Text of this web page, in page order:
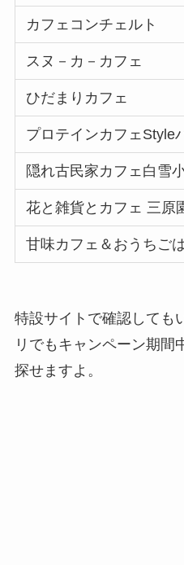
カフェコンチェルト
スヌ－カ－カフェ
ひだまりカフェ
プロテインカフェStyle
隠れ古民家カフェ白雪小
花と雑貨とカフェ 三原
甘味カフェ＆おうちご
特設サイトで確認しても
リでもキャンペーン期間
探せますよ。